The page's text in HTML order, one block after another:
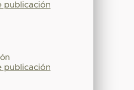
publicación
publicación